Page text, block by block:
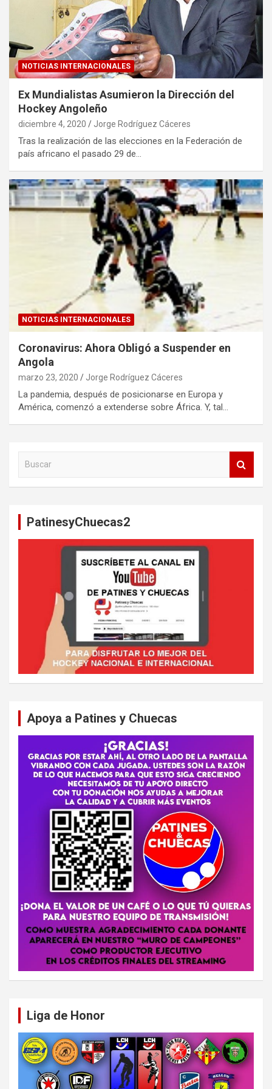
NOTICIAS INTERNACIONALES
Ex Mundialistas Asumieron la Dirección del
Hockey Angoleño
diciembre 4, 2020 Jorge Rodríguez Cáceres
Tras la realización de las elecciones en la Federación de
país africano el pasado 29 de…
NOTICIAS INTERNACIONALES
Coronavirus: Ahora Obligó a Suspender en
Angola
marzo 23, 2020 Jorge Rodríguez Cáceres
La pandemia, después de posicionarse en Europa y
América, comenzó a extenderse sobre África. Y, tal…
PatinesyChuecas2
Apoya a Patines y Chuecas
Liga de Honor